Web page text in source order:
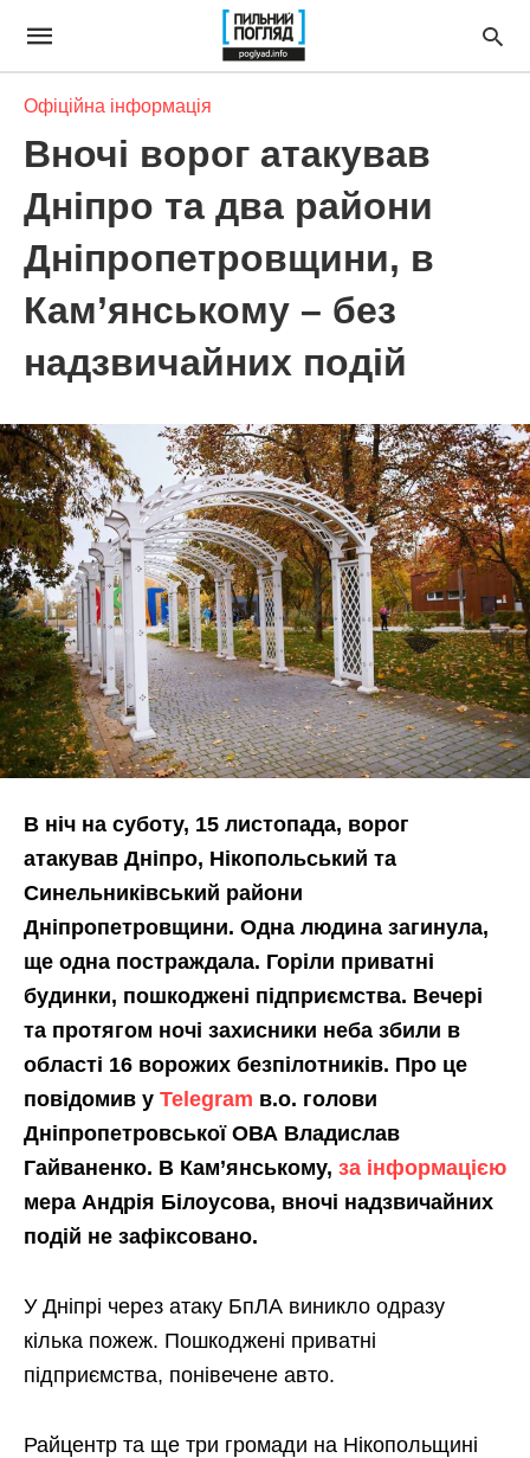
Офіційна інформація
Вночі ворог атакував
Дніпро та два райони
Дніпропетровщини, в
Кам’янському – без
надзвичайних подій
В ніч на суботу, 15 листопада, ворог
атакував Дніпро, Нікопольський та
Синельниківський райони
Дніпропетровщини. Одна людина загинула,
ще одна постраждала. Горіли приватні
будинки, пошкоджені підприємства. Вечері
та протягом ночі захисники неба збили в
області 16 ворожих безпілотників. Про це
повідомив у Telegram в.о. голови
Дніпропетровської ОВА Владислав
Гайваненко. В Кам’янському, за інформацією
мера Андрія Білоусова, вночі надзвичайних
подій не зафіксовано.
У Дніпрі через атаку БпЛА виникло одразу
кілька пожеж. Пошкоджені приватні
підприємства, понівечене авто.
Райцентр та ще три громади на Нікопольщині